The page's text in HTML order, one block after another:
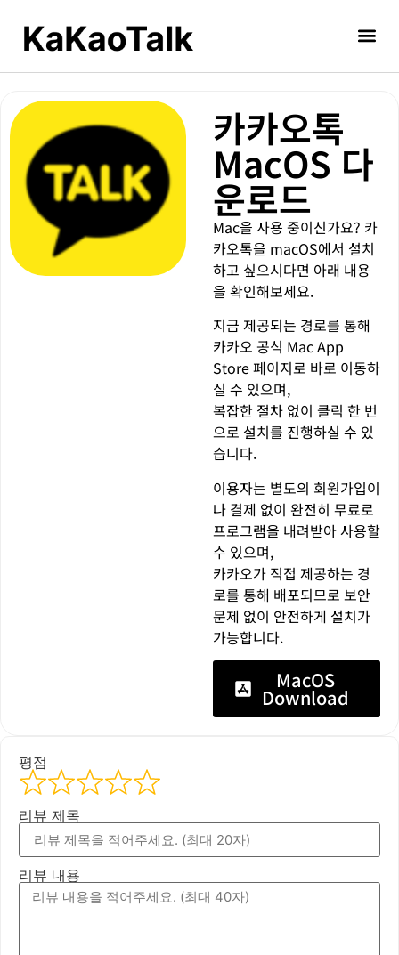
카카오톡
MacOS 다
운로드
Mac을 사용 중이신가요? 카
카오톡을 macOS에서 설치
하고 싶으시다면 아래 내용
을 확인해보세요.
지금 제공되는 경로를 통해
카카오 공식 Mac App
Store 페이지로 바로 이동하
실 수 있으며,
복잡한 절차 없이 클릭 한 번
으로 설치를 진행하실 수 있
습니다.
이용자는 별도의 회원가입이
나 결제 없이 완전히 무료로
프로그램을 내려받아 사용할
수 있으며,
카카오가 직접 제공하는 경
로를 통해 배포되므로 보안
문제 없이 안전하게 설치가
가능합니다.
MacOS
Download
평점
리뷰 제목
리뷰 내용